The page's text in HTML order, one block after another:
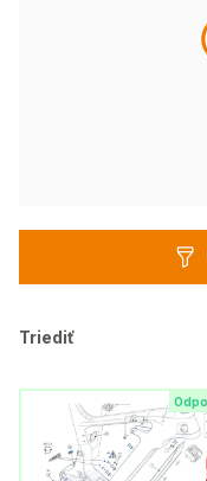
Triediť